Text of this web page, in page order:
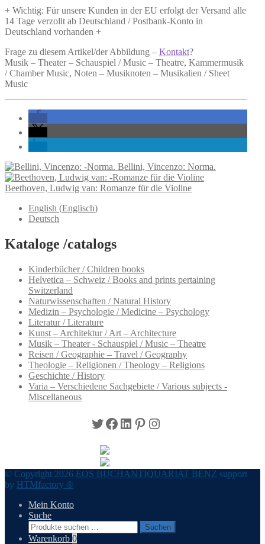
+ Wichtig: Für unsere Kunden in der EU erfolgt der Versand alle
14 Tage verzollt ab Deutschland / Postbank-Konto in
Deutschland vorhanden +
Frage zu diesem Artikel/der Abbildung – Kontakt?
Musik – Theater – Schauspiel / Music – Theatre, Kammermusik
/ Chamber Music, Noten – Musiknoten – Musikalien / Sheet
Music
Bellini, Vincenzo: Norma.
Beethoven, Ludwig van: Romanze für die Violine
English (Englisch)
Deutsch
Kataloge /catalogs
Kinderbücher / Children books
Helvetica – Schweiz / Books and prints pertaining
Switzerland
Naturwissenschaften / Natural History
Medizin – Psychologie / Medicine – Psychology
Literatur / Literature
Kunst – Architektur / Art – Architecture
Musik – Theater - Schauspiel / Music – Theatre
Reisen / Geographie – Travel / Geography
Theologie – Religionen / Theology – Religions
Geschichte / History
Varia – Verschiedene Sachgebiete / Various subjects -
Miscellaneous
Twitter
Facebook
LinkedIn
Pinterest
Instagram
© Copyright 2026 EOS BUCHANTIQUARIAT BENZ support
by HTMfactory ®
Mein Konto
Suche
Suchen
nach:
Suchen
Warenkorb 0